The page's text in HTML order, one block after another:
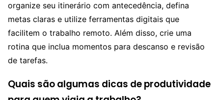
organize seu itinerário com antecedência, defina
metas claras e utilize ferramentas digitais que
facilitem o trabalho remoto. Além disso, crie uma
rotina que inclua momentos para descanso e revisão
de tarefas.
Quais são algumas dicas de produtividade